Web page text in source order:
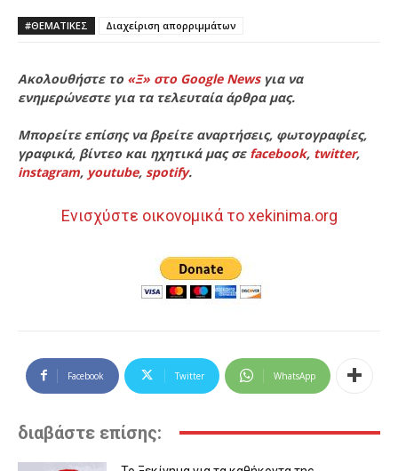
#ΘΕΜΑΤΙΚΈΣ Διαχείριση απορριμμάτων
Ακολουθήστε το «Ξ» στο Google Newsγια να
ενημερώνεστε για τα τελευταία άρθρα μας.
Μπορείτε επίσης να βρείτε αναρτήσεις, φωτογραφίες,
γραφικά, βίντεο και ηχητικά μας σε facebook, twitter,
instagram, youtube, spotify.
Ενισχύστε οικονομικά το xekinima.org
Facebook Twitter WhatsApp
διαβάστε επίσης: